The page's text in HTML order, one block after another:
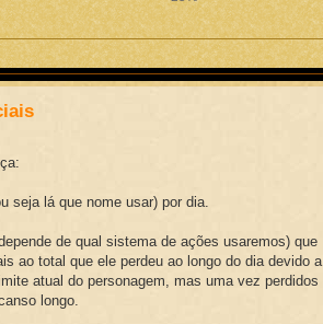
seja lá que nome usar) por dia.
de qual sistema de ações usaremos) que
ao total que ele perdeu ao longo do dia devido a
atual do personagem, mas uma vez perdidos
longo.